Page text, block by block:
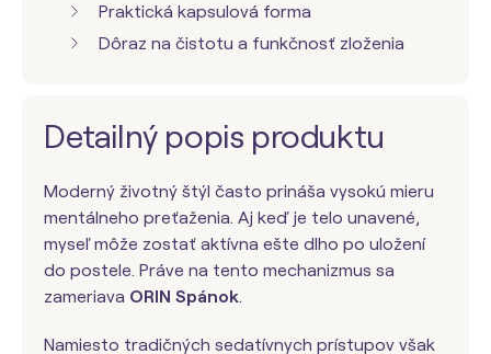
Praktická kapsulová forma
Dôraz na čistotu a funkčnosť zloženia
Detailný popis produktu
Moderný životný štýl často prináša vysokú mieru
mentálneho preťaženia. Aj keď je telo unavené,
myseľ môže zostať aktívna ešte dlho po uložení
do postele. Práve na tento mechanizmus sa
zameriava ORIN Spánok.
Namiesto tradičných sedatívnych prístupov však